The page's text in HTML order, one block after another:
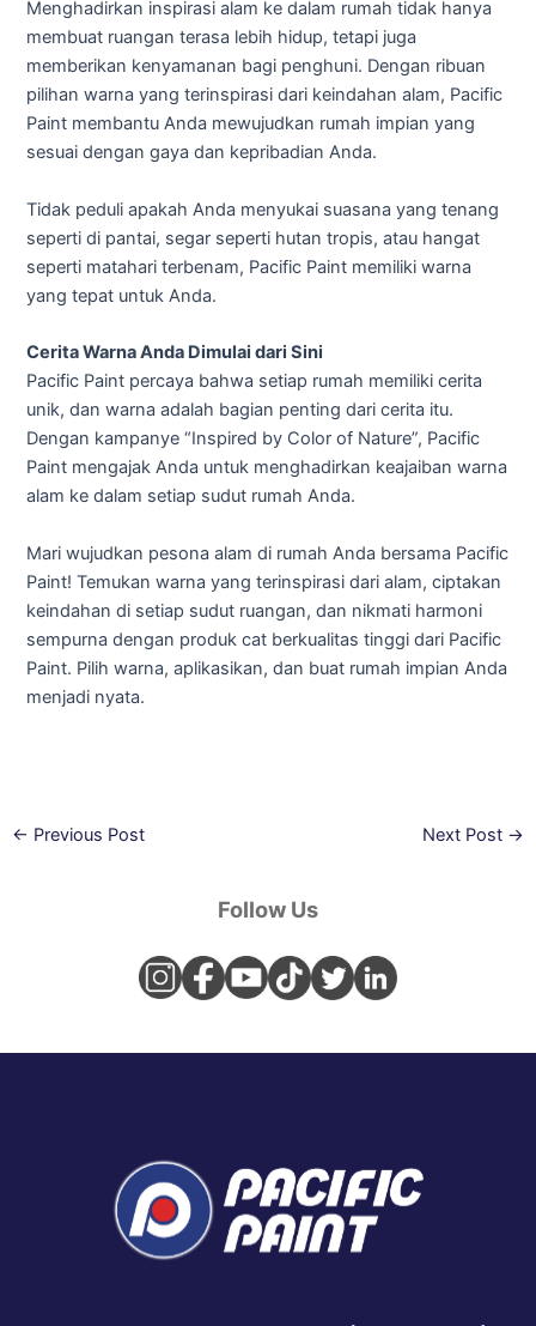
Menghadirkan inspirasi alam ke dalam rumah tidak hanya
membuat ruangan terasa lebih hidup, tetapi juga
memberikan kenyamanan bagi penghuni. Dengan ribuan
pilihan warna yang terinspirasi dari keindahan alam, Pacific
Paint membantu Anda mewujudkan rumah impian yang
sesuai dengan gaya dan kepribadian Anda.
Tidak peduli apakah Anda menyukai suasana yang tenang
seperti di pantai, segar seperti hutan tropis, atau hangat
seperti matahari terbenam, Pacific Paint memiliki warna
yang tepat untuk Anda.
Cerita Warna Anda Dimulai dari Sini
Pacific Paint percaya bahwa setiap rumah memiliki cerita
unik, dan warna adalah bagian penting dari cerita itu.
Dengan kampanye “Inspired by Color of Nature”, Pacific
Paint mengajak Anda untuk menghadirkan keajaiban warna
alam ke dalam setiap sudut rumah Anda.
Mari wujudkan pesona alam di rumah Anda bersama Pacific
Paint! Temukan warna yang terinspirasi dari alam, ciptakan
keindahan di setiap sudut ruangan, dan nikmati harmoni
sempurna dengan produk cat berkualitas tinggi dari Pacific
Paint. Pilih warna, aplikasikan, dan buat rumah impian Anda
menjadi nyata.
← Previous Post Next Post →
Follow Us